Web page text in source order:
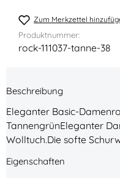
Zum Merkzettel
Produktnummer:
rock-111037-tanne-38
Beschreibung
Eleganter Basic-
TannengrünEleganter
Wolltuch.Die softe
Eigenschaften